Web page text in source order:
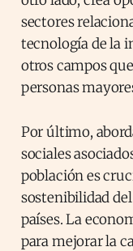
sectores
tecnología de la
otros campos
personas
Por último,
sociales
población es
sostenibilidad
países. La
para mejorar la